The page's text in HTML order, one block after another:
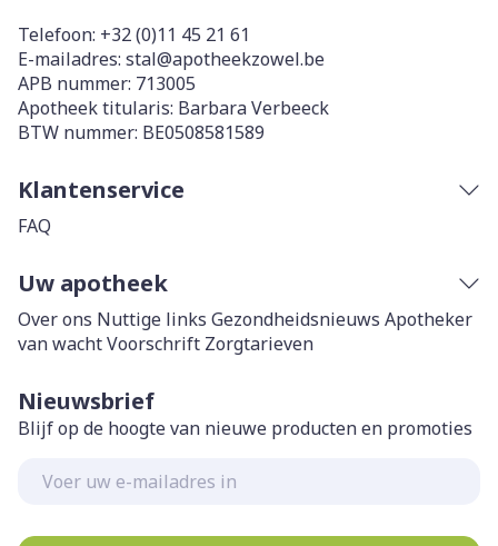
Telefoon: +32 (0)11 45 21 61
E-mailadres: stal@apotheekzowel.be
APB nummer: 713005
Apotheek titularis: Barbara Verbeeck
BTW nummer: BE0508581589
Klantenservice
FAQ
Uw apotheek
Over ons Nuttige links Gezondheidsnieuws Apotheker
van wachtVoorschrift Zorgtarieven
Nieuwsbrief
Blijf op de hoogte van nieuwe producten en promoties